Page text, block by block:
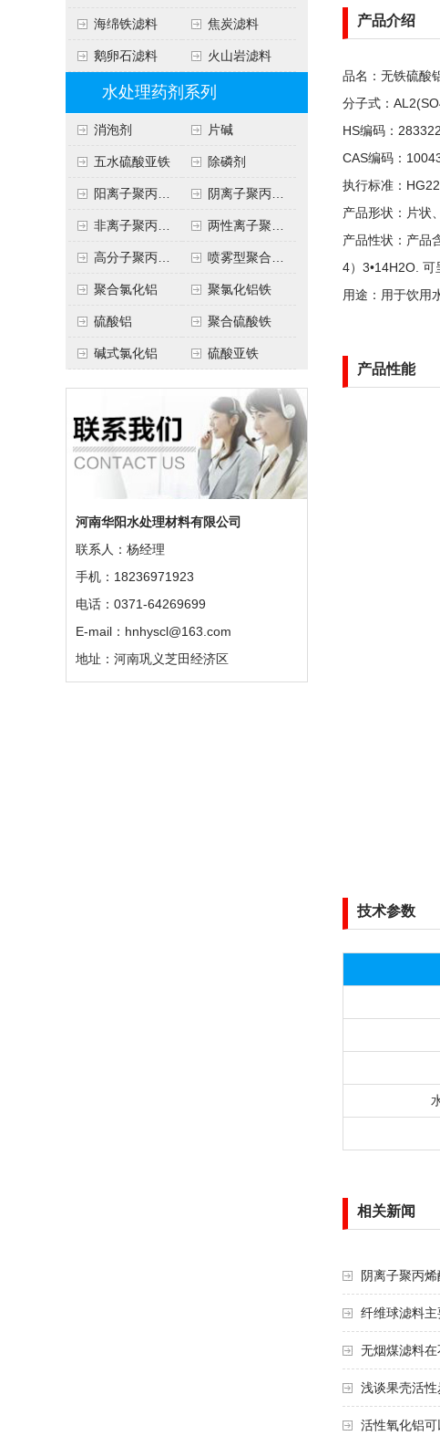
海绵铁滤料 焦炭滤料
鹅卵石滤料 火山岩滤料
水处理药剂系列
消泡剂 片碱
五水硫酸亚铁 除磷剂
阳离子聚丙烯酰胺 阴离子聚丙烯酰胺
非离子聚丙烯酰胺
高分子聚丙烯酰胺
聚合氯化铝 聚氯化铝铁
硫酸铝 聚合硫酸铁
碱式氯化铝 硫酸亚铁
河南华阳水处理材料有限公司
联系人：杨经理
手机：18236971923
电话：0371-64269699
E-mail：hnhyscl@163.com
地址：河南巩义芝田经济区
产品介绍
品名：无铁硫酸
分子式：
HS编码：
CAS编码：
执行标准：
产品形状：片状
产品性状：产品
4）3•14H2O. 可
用途：用于饮用
产品性能
技术参数
相关新闻
阴离子聚丙
纤维球滤料
无烟煤滤料
浅谈果壳活
活性氧化铝